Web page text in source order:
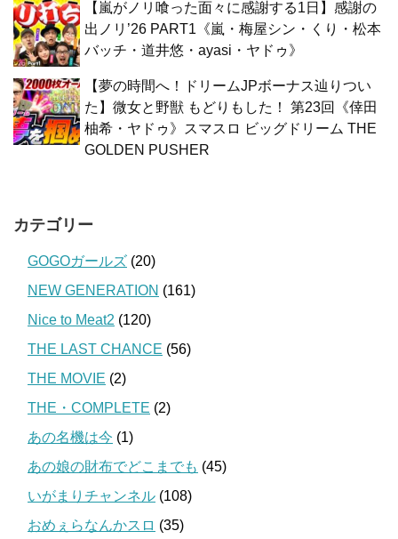
【嵐がノリ喰った面々に感謝する1日】感謝の
出ノリ’26 PART1《嵐・梅屋シン・くり・松本
バッチ・道井悠・ayasi・ヤドゥ》
【夢の時間へ！ドリームJPボーナス辿りつい
た】微女と野獣 もどりもした！ 第23回《倖田
柚希・ヤドゥ》スマスロ ビッグドリーム THE
GOLDEN PUSHER
カテゴリー
GOGOガールズ (20)
NEW GENERATION (161)
Nice to Meat2 (120)
THE LAST CHANCE (56)
THE MOVIE (2)
THE・COMPLETE (2)
あの名機は今 (1)
あの娘の財布でどこまでも (45)
いがまりチャンネル (108)
おめぇらなんかスロ (35)